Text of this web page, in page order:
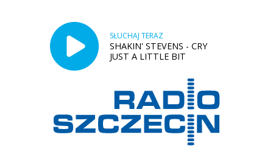
SŁUCHAJ TERAZ
SHAKIN' STEVENS - CRY
JUST A LITTLE BIT